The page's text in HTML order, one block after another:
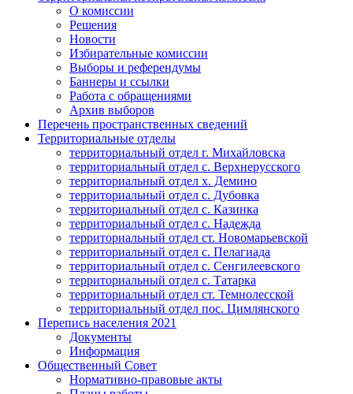
О комиссии
Решения
Новости
Избирательные комиссии
Выборы и референдумы
Баннеры и ссылки
Работа с обращениями
Архив выборов
Перечень пространственных сведений
Территориальные отделы
территориальный отдел г. Михайловска
территориальный отдел с. Верхнерусского
территориальный отдел х. Демино
территориальный отдел с. Дубовка
территориальный отдел с. Казинка
территориальный отдел с. Надежда
территориальный отдел ст. Новомарьевской
территориальный отдел с. Пелагиада
территориальный отдел с. Сенгилеевского
территориальный отдел с. Татарка
территориальный отдел ст. Темнолесской
территориальный отдел пос. Цимлянского
Перепись населения 2021
Документы
Информация
Общественный Совет
Нормативно-правовые акты